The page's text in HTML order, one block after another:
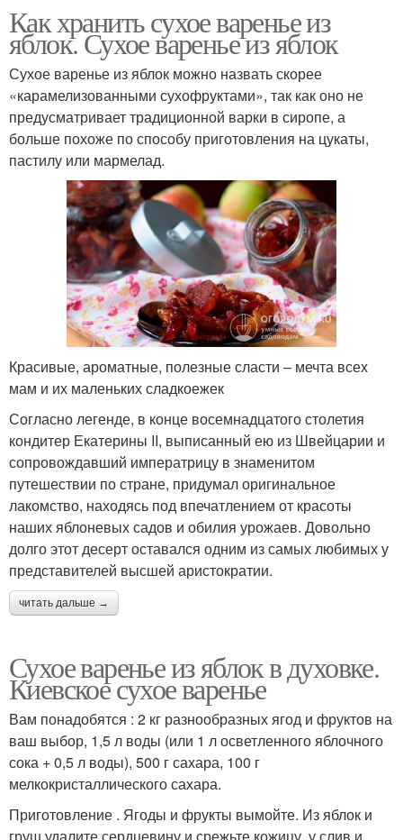
Как хранить сухое варенье из
яблок. Сухое варенье из яблок
Сухое варенье из яблок можно назвать скорее
«карамелизованными сухофруктами», так как оно не
предусматривает традиционной варки в сиропе, а
больше похоже по способу приготовления на цукаты,
пастилу или мармелад.
Красивые, ароматные, полезные сласти – мечта всех
мам и их маленьких сладкоежек
Согласно легенде, в конце восемнадцатого столетия
кондитер Екатерины II, выписанный ею из Швейцарии и
сопровождавший императрицу в знаменитом
путешествии по стране, придумал оригинальное
лакомство, находясь под впечатлением от красоты
наших яблоневых садов и обилия урожаев. Довольно
долго этот десерт оставался одним из самых любимых у
представителей высшей аристократии.
читать дальше →
Сухое варенье из яблок в духовке.
Киевское сухое варенье
Вам понадобятся : 2 кг разнообразных ягод и фруктов на
ваш выбор, 1,5 л воды (или 1 л осветленного яблочного
сока + 0,5 л воды), 500 г сахара, 100 г
мелкокристаллического сахара.
Приготовление . Ягоды и фрукты вымойте. Из яблок и
груш удалите сердцевину и срежьте кожицу, у слив и